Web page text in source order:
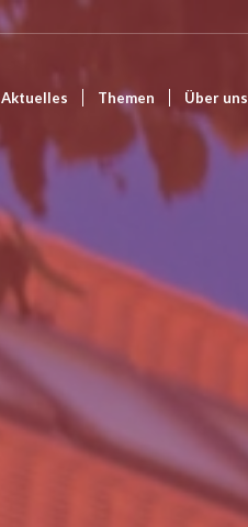
Aktuelles Themen Über uns